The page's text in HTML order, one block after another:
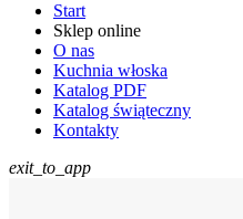
Start
Sklep online
O nas
Kuchnia włoska
Katalog PDF
Katalog świąteczny
Kontakty
exit_to_app